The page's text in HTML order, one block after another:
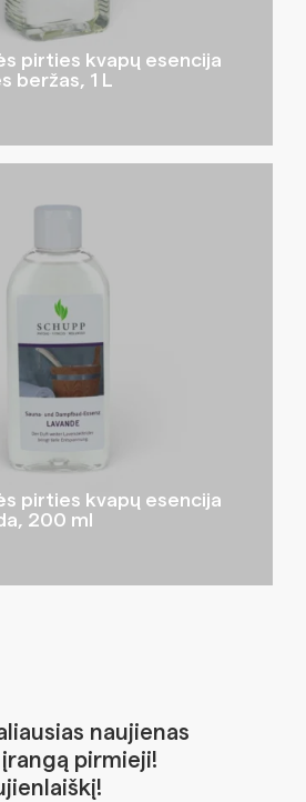
pirties kvapų esencija
beržas, 1 L
pirties kvapų esencija
200 ml
naujienas
pirmieji!